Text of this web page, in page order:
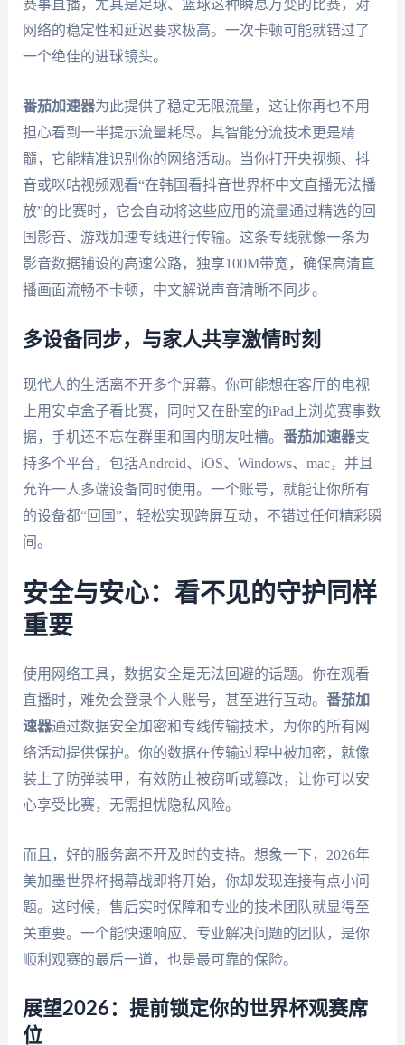
赛事直播，尤其是足球、篮球这种瞬息万变的比赛，对
网络的稳定性和延迟要求极高。一次卡顿可能就错过了
一个绝佳的进球镜头。
番茄加速器为此提供了稳定无限流量，这让你再也不用
担心看到一半提示流量耗尽。其智能分流技术更是精
髓，它能精准识别你的网络活动。当你打开央视频、抖
音或咪咕视频观看“在韩国看抖音世界杯中文直播无法播
放”的比赛时，它会自动将这些应用的流量通过精选的回
国影音、游戏加速专线进行传输。这条专线就像一条为
影音数据铺设的高速公路，独享100M带宽，确保高清直
播画面流畅不卡顿，中文解说声音清晰不同步。
多设备同步，与家人共享激情时刻
现代人的生活离不开多个屏幕。你可能想在客厅的电视
上用安卓盒子看比赛，同时又在卧室的iPad上浏览赛事数
据，手机还不忘在群里和国内朋友吐槽。 番茄加速器支
持多个平台，包括Android、iOS、Windows、mac，并且
允许一人多端设备同时使用。一个账号，就能让你所有
的设备都“回国”，轻松实现跨屏互动，不错过任何精彩瞬
间。
安全与安心：看不见的守护同样
重要
使用网络工具，数据安全是无法回避的话题。你在观看
直播时，难免会登录个人账号，甚至进行互动。 番茄加
速器通过数据安全加密和专线传输技术，为你的所有网
络活动提供保护。你的数据在传输过程中被加密，就像
装上了防弹装甲，有效防止被窃听或篡改，让你可以安
心享受比赛，无需担忧隐私风险。
而且，好的服务离不开及时的支持。想象一下，2026年
美加墨世界杯揭幕战即将开始，你却发现连接有点小问
题。这时候，售后实时保障和专业的技术团队就显得至
关重要。一个能快速响应、专业解决问题的团队，是你
顺利观赛的最后一道，也是最可靠的保险。
展望2026：提前锁定你的世界杯观赛席
位